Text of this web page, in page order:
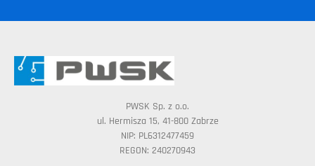
PWSK Sp. z o.o.
ul. Hermisza 15, 41-800 Zabrze
NIP: PL6312477459
REGON: 240270943